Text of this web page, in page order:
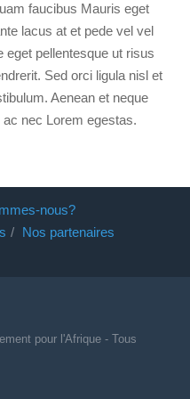
faucibus Mauris eget
lacus at et pede vel vel
eget pellentesque ut risus
Sed orci ligula nisl et
Aenean et neque
nec Lorem egestas.
nous?
Nos partenaires
pour l'Afrique - Tous